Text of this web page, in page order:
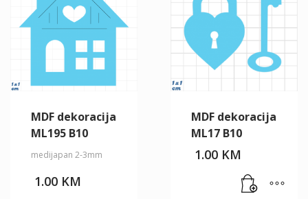
MDF dekoracija
ML195 B10
medijapan 2-3mm
1.00 KM
MDF dekoracija
ML17 B10
1.00 KM